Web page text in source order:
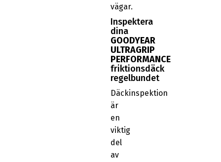
vägar.
Inspektera
dina
GOODYEAR
ULTRAGRIP
PERFORMANCE
friktionsdäck
regelbundet
Däckinspektion
är
en
viktig
del
av